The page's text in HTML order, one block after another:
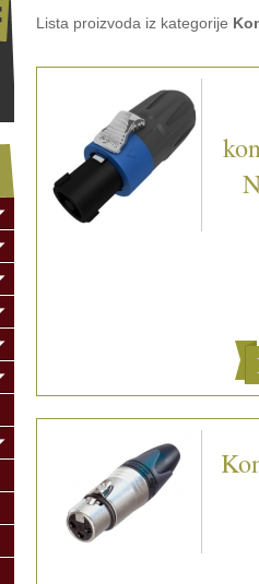
Lista proizvoda iz kategorije